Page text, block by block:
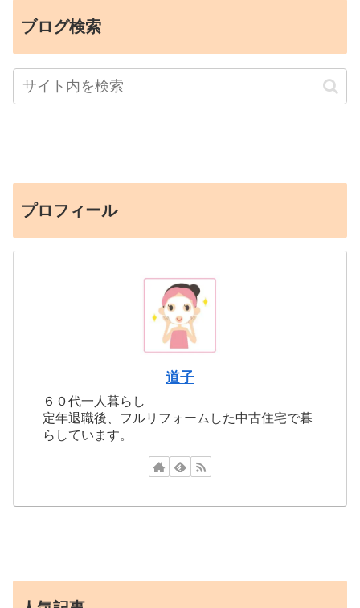
ブログ検索
プロフィール
道子
６０代一人暮らし
定年退職後、フルリフォームした中古住宅で暮
らしています。